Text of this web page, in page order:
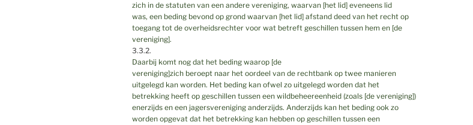
zich in de statuten van een andere vereniging, waarvan [het lid] eveneens lid
was, een beding bevond op grond waarvan [het lid] afstand deed van het recht op
toegang tot de overheidsrechter voor wat betreft geschillen tussen hem en [de
vereniging].
3.3.2.
Daarbij komt nog dat het beding waarop [de
vereniging]zich beroept naar het oordeel van de rechtbank op twee manieren
uitgelegd kan worden. Het beding kan ofwel zo uitgelegd worden dat het
betrekking heeft op geschillen tussen een wildbeheereenheid (zoals [de vereniging])
enerzijds en een jagersvereniging anderzijds. Anderzijds kan het beding ook zo
worden opgevat dat het betrekking kan hebben op geschillen tussen een